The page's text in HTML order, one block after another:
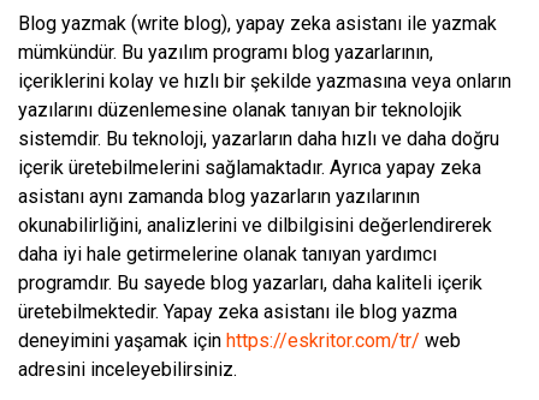
Blog yazmak (write blog), yapay zeka asistanı ile yazmak
mümkündür. Bu yazılım programı blog yazarlarının,
içeriklerini kolay ve hızlı bir şekilde yazmasına veya onların
yazılarını düzenlemesine olanak tanıyan bir teknolojik
sistemdir. Bu teknoloji, yazarların daha hızlı ve daha doğru
içerik üretebilmelerini sağlamaktadır. Ayrıca yapay zeka
asistanı aynı zamanda blog yazarların yazılarının
okunabilirliğini, analizlerini ve dilbilgisini değerlendirerek
daha iyi hale getirmelerine olanak tanıyan yardımcı
programdır. Bu sayede blog yazarları, daha kaliteli içerik
üretebilmektedir. Yapay zeka asistanı ile blog yazma
deneyimini yaşamak için https://eskritor.com/tr/ web
adresini inceleyebilirsiniz.